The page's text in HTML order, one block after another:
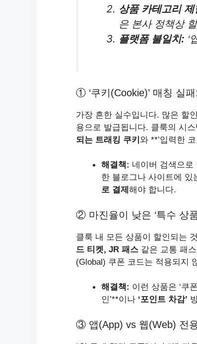
상품 카테고리 제
은 본사 정책상
플랫폼 불일치: ‘
① ‘쿠키(Cookie)’ 매칭 실
가장 흔한 실수입니다. 많은 할
용으로 발급됩니다. 클룩의 시
되는 트래킹 쿠키 와 **’입력한
해결책: 네이버 검색으로
한 블로그나 사이트에 있
로 결제 해야 합니다.
② 마진율이 낮은 ‘특수 상
클룩 내 모든 상품이 할인되는
드 티켓, JR 패스 같은 교통 패
(Global) 쿠폰 코드는 적용되지
해결책: 이런 상품은 ‘쿠
인’**이나 ‘포인트 차감’
③ 앱(App) vs 웹(Web) 전